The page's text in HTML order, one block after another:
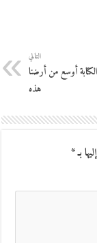
التالي
أوسع من أرضنا
هذه
بـ*